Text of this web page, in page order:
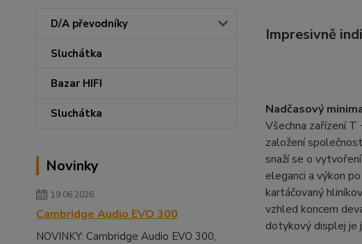
D/A převodníky
Sluchátka
Bazar HIFI
Sluchátka
Novinky
19.06.2026
Cambridge Audio EVO 300
NOVINKY: Cambridge Audio EVO 300,
Impresivně
Nadčasový
Všechna zařízení T
založení
snaží se o
eleganci a výkon
kartáčovaný
vzhled koncem
dotykový displej je